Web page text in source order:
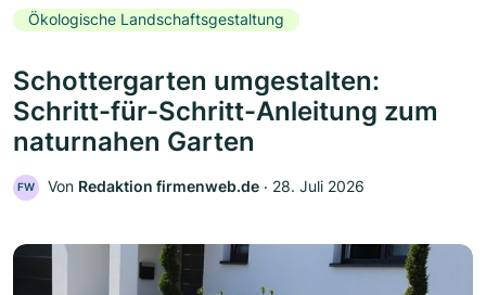
Ökologische Landschaftsgestaltung
Schottergarten umgestalten:
Schritt-für-Schritt-Anleitung zum
naturnahen Garten
FW Von Redaktion firmenweb.de ‧ 28. Juli 2026